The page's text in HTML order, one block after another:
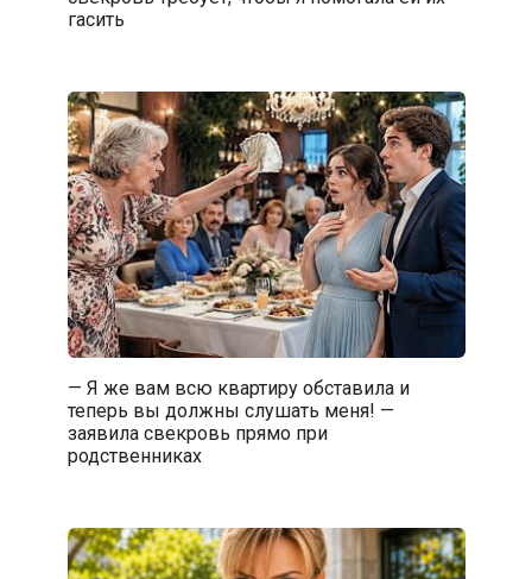
гасить
— Я же вам всю квартиру обставила и
теперь вы должны слушать меня! —
заявила свекровь прямо при
родственниках